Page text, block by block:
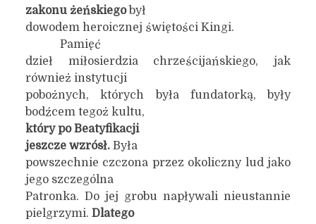
zakonu żeńskiegobył
dowodem heroicznej świętości Kingi.
Pamięć
dzieł miłosierdzia chrześcijańskiego, jak
również instytucji
pobożnych, których była fundatorką, były
bodźcem tegoż kultu,
który po Beatyfikacji
jeszcze wzrósł.Była
powszechnie czczona przez okoliczny lud jako
jego szczególna
Patronka. Do jej grobu napływali nieustannie
pielgrzymi. Dlatego